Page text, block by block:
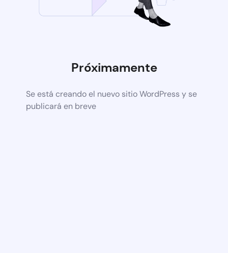
Próximamente
Se está creando el nuevo sitio WordPress y se
publicará en breve